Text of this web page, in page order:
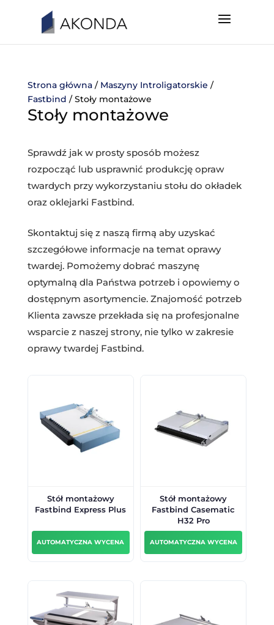
Strona główna/ Maszyny Introligatorskie /
Fastbind / Stoły montażowe
Stoły montażowe
Sprawdź jak w prosty sposób możesz
rozpocząć lub usprawnić produkcję opraw
twardych przy wykorzystaniu stołu do okładek
oraz oklejarki Fastbind.
Skontaktuj się z naszą firmą aby uzyskać
szczegółowe informacje na temat oprawy
twardej. Pomożemy dobrać maszynę
optymalną dla Państwa potrzeb i opowiemy o
dostępnym asortymencie. Znajomość potrzeb
Klienta zawsze przekłada się na profesjonalne
wsparcie z naszej strony, nie tylko w zakresie
oprawy twardej Fastbind.
Stół montażowy
Fastbind Express Plus
AUTOMATYCZNA WYCENA
Stół montażowy
Fastbind Casematic
H32 Pro
AUTOMATYCZNA WYCENA